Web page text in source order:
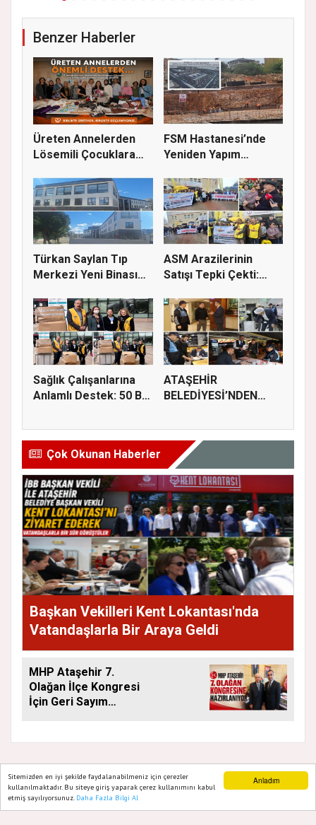
Anladım
Sitemizden en iyi şekilde faydalanabilmeniz için çerezler
kullanılmaktadır. Bu siteye giriş yaparak çerez kullanımını kabul
etmiş sayılıyorsunuz. Daha Fazla Bilgi Al
Benzer Haberler
Üreten Annelerden
Lösemili Çocuklara
FSM Hastanesi’nde
Yeniden Yapım
Türkan Saylan Tıp
Merkezi Yeni Binası
ASM Arazilerinin
Satışı Tepki Çekti:
Sağlık Çalışanlarına
Anlamlı Destek: 50 Bin
ATAŞEHİR
BELEDİYESİ’NDEN
İÇİN...
Çok Okunan Haberler
Başkan Vekilleri Kent Lokantası'nda
Vatandaşlarla Bir Araya Geldi
MHP Ataşehir 7.
Olağan İlçe Kongresi
İçin Geri Sayım
GAZETE ATAŞEHIR 2020
Yazılım |Onemsoft
Ana Sayfa Web TV